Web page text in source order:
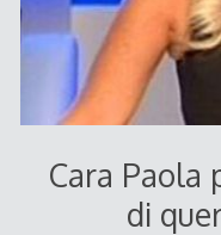
Cara Paola
di